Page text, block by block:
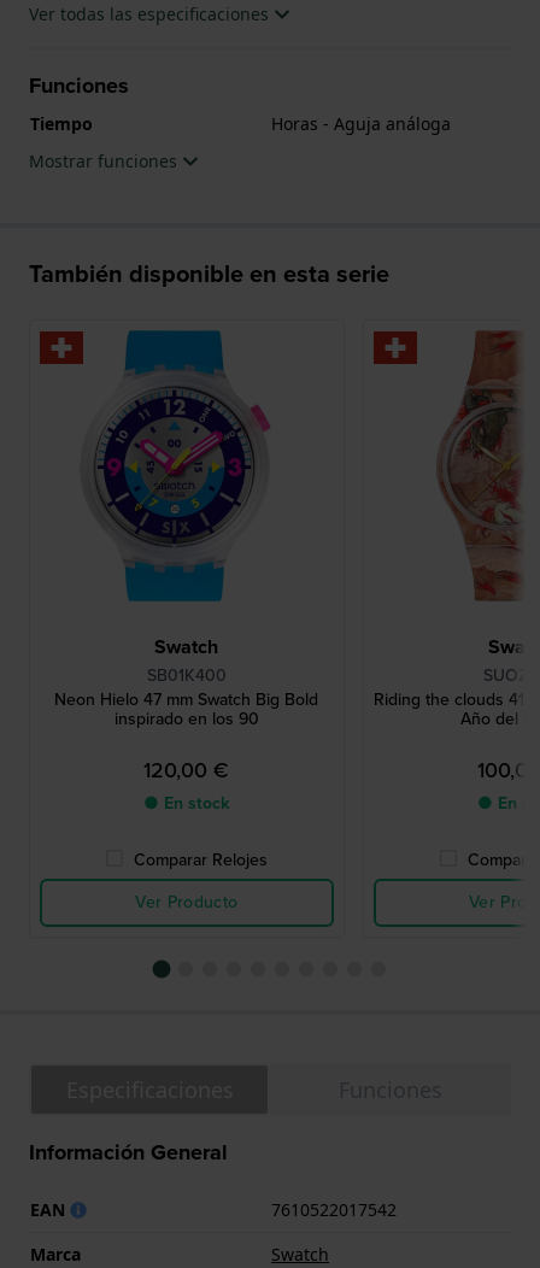
Ver todas las especificaciones
Funciones
Tiempo
Horas - Aguja análoga
Mostrar funciones
También disponible en esta serie
Swatch
SB01K400
Neon Hielo 47 mm Swatch Big Bold
inspirado en los 90
120,00 €
● En stock
Comparar Relojes
Ver Producto
Riding the clouds 41
Año del
● En
Ver
Información General
EAN
7610522017542
Marca
Swatch